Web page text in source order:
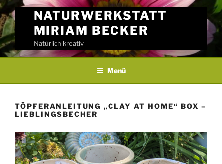
Skip
to
content
NATURWERKSTATT
MIRIAM BECKER
Natürlich kreativ
Menü
TÖPFERANLEITUNG „CLAY AT HOME“ BOX –
LIEBLINGSBECHER